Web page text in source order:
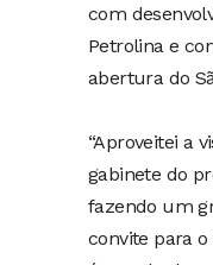
com
Petrolina e
abertura do
“Aproveitei a
gabinete do
fazendo um
convite para o